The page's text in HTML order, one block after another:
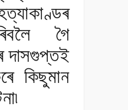
গৈ
দাসগুপ্তই
কিছুমান